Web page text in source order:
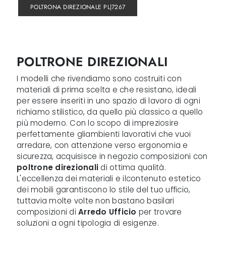
POLTRONA DIREZIONALE PL|7267
POLTRONE DIREZIONALI
I modelli che rivendiamo sono costruiti con
materiali di prima scelta e che resistano, ideali
per essere inseriti in uno spazio di lavoro di ogni
richiamo stilistico, da quello più classico a quello
più moderno. Con lo scopo di impreziosire
perfettamente gliambienti lavorativi che vuoi
arredare, con attenzione verso ergonomia e
sicurezza, acquisisce in negozio composizioni con
poltrone direzionali di ottima qualità.
L'eccellenza dei materiali e ilcontenuto estetico
dei mobili garantiscono lo stile del tuo ufficio,
tuttavia molte volte non bastano basilari
composizioni diArredo Ufficio per trovare
soluzioni a ogni tipologia di esigenze.